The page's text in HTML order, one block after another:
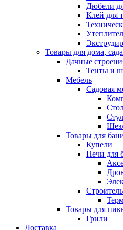
Дюбели
Клей для
Товары для дома,
Дачные
Тенты и
Мебель
Садовая
Товары для
Купели
Печи для
Товары для
Грили
Доставка